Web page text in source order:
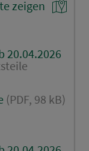
zeigen
20.04.2026
(PDF, 98 kB)